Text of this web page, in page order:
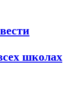
школах